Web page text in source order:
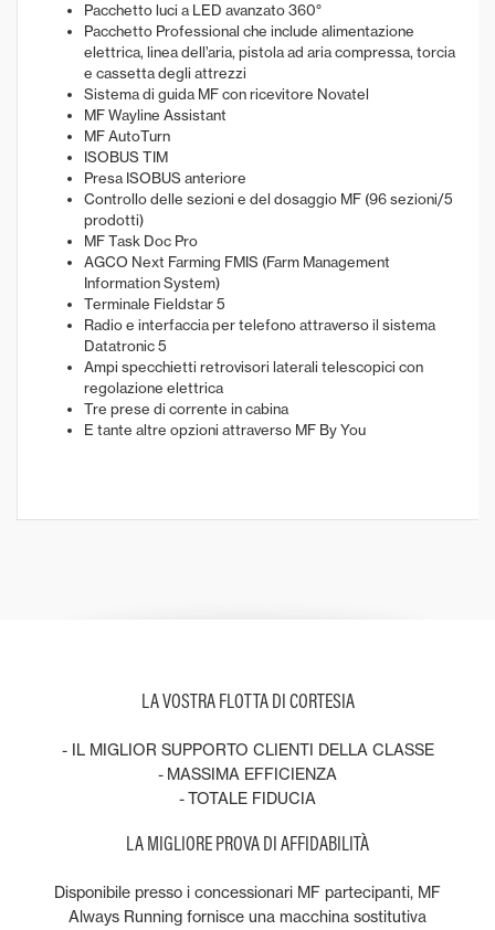
Pacchetto luci a LED avanzato 360°
Pacchetto Professional che include alimentazione
elettrica, linea dell’aria, pistola ad aria compressa, torcia
e cassetta degli attrezzi
Sistema di guida MF con ricevitore Novatel
MF Wayline Assistant
MF AutoTurn
ISOBUS TIM
Presa ISOBUS anteriore
Controllo delle sezioni e del dosaggio MF (96 sezioni/5
prodotti)
MF Task Doc Pro
AGCO Next Farming FMIS (Farm Management
Information System)
Terminale Fieldstar 5
Radio e interfaccia per telefono attraverso il sistema
Datatronic 5
Ampi specchietti retrovisori laterali telescopici con
regolazione elettrica
Tre prese di corrente in cabina
E tante altre opzioni attraverso MF By You
LA VOSTRA FLOTTA DI CORTESIA
- IL MIGLIOR SUPPORTO CLIENTI DELLA CLASSE
- MASSIMA EFFICIENZA
- TOTALE FIDUCIA
LA MIGLIORE PROVA DI AFFIDABILITÀ
Disponibile presso i concessionari MF partecipanti, MF
Always Running fornisce una macchina sostitutiva